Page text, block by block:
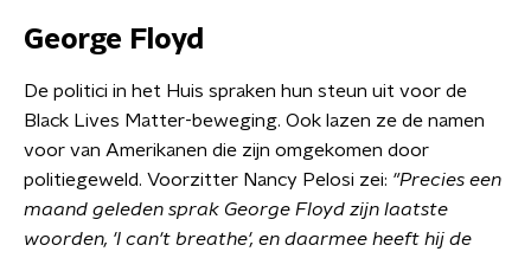
George Floyd
De politici in het Huis spraken hun steun uit voor de
Black Lives Matter-beweging. Ook lazen ze de namen
voor van Amerikanen die zijn omgekomen door
politiegeweld. Voorzitter Nancy Pelosi zei: "Precies een
maand geleden sprak George Floyd zijn laatste
woorden, 'I can't breathe', en daarmee heeft hij de